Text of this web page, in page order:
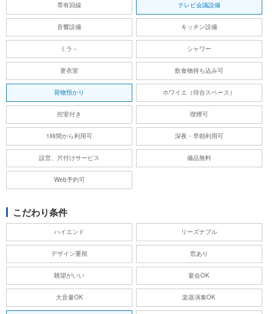
専有回線 テレビ会議設備
音響設備 キッチン設備
ミラ－ シャワー
更衣室 飲食物持ち込み可
荷物預かり ホワイエ（待合スペース）
控室付き 喫煙可
1時間から利用可 深夜・早朝利用可
設営、片付けサービス 備品無料
Web予約可
こだわり条件
ハイエンド リーズナブル
デザイン重視 窓あり
眺望がいい 宴会OK
大音量OK 楽器演奏OK